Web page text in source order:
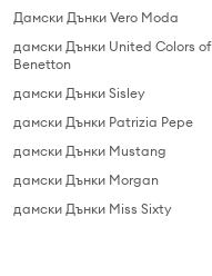
Дамски Дънки Vero Moda
дамски Дънки United Colors of
Benetton
дамски Дънки Sisley
дамски Дънки Patrizia Pepe
дамски Дънки Mustang
дамски Дънки Morgan
дамски Дънки Miss Sixty